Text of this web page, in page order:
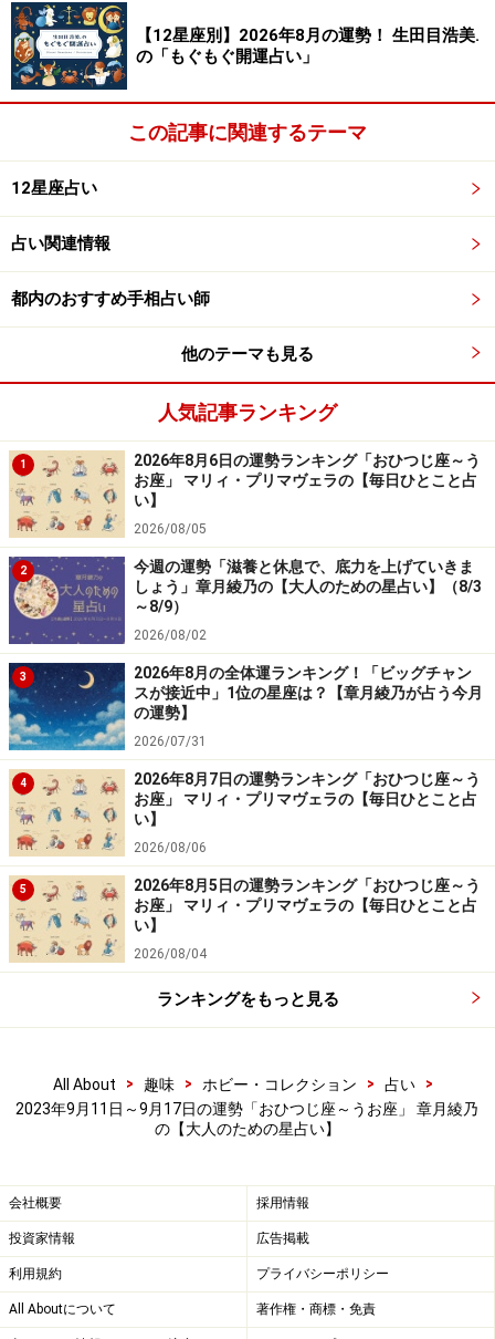
な張りが取れると、仕事や恋愛にも前向きになれるは
ず。
ふたご座（5月21日～6月21日生まれ）
迷走中。
ああでもない、こうでもないと、答えのない場所でグル
少しでもマシなやり方を選びたいところですが、本心で
です。つまり、考えるだけムダということ。別の道、や
り方を探しましょう。発想をガラッと変え、優先順位を
入れ替えることで、活路が開けそう。
構想を練るには、散歩がオススメ。ひたすら歩いてみる
うちに、こんがらがった考えが整理されるはず。
恋愛と社交は、合意をゴールにしないこと。目指すもの
が違うなら別行動というシンプルさで平和な共存を。
かに座（6月22日～7月22日生まれ）
“腑に落ちる”体験をしそう。
これまで何を言われているのかわからなかったことが、
ふいに理解できたり、アレとコレの話がつながったり、
納得と理解に到達するでしょう。引っかかりやわだかま
りがなくなるため、やっと先へ進めるはず。
気分もガラッと変わって、新しい自分を探したくなりそ
オススメです。装う楽しさが戻ってくるし、工夫した部
分を人にホメられたりして、どんどんキレイになれるは
オフは、スポーツの秋を実践。
恋愛と社交は、おしゃべりを楽しむプランが大好評。
【12星座別】2026年8月の運勢！ 生田目浩美.
の「もぐもぐ開運占い」
この記事に関連するテーマ
12星座占い
占い関連情報
都内のおすすめ手相占い師
他のテーマも見る
人気記事ランキング
1
2026年8月6日の運勢ランキング「おひつじ座～う
お座」 マリィ・プリマヴェラの【毎日ひとこと占
い】
2026/08/05
2
今週の運勢「滋養と休息で、底力を上げていきま
しょう」章月綾乃の【大人のための星占い】（8/3
～8/9）
2026/08/02
3
2026年8月の全体運ランキング！「ビッグチャン
スが接近中」1位の星座は？【章月綾乃が占う今月
の運勢】
2026/07/31
4
2026年8月7日の運勢ランキング「おひつじ座～う
お座」 マリィ・プリマヴェラの【毎日ひとこと占
い】
2026/08/06
5
2026年8月5日の運勢ランキング「おひつじ座～う
お座」 マリィ・プリマヴェラの【毎日ひとこと占
い】
2026/08/04
ランキングをもっと見る
All About > 趣味 > ホビー・コレクション > 占い
>
2023年9月11日～9月17日の運勢「おひつじ座～うお座」 章月綾乃
の【大人のための星占い】
会社概要 採用情報
投資家情報 広告掲載
利用規約 プライバシーポリシー
All Aboutについて 著作権・商標・免責